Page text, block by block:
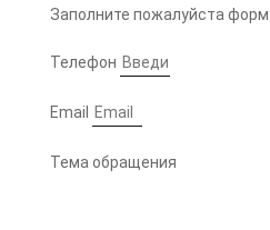
Заполните пожалуйста
Телефон
Email
Тема обращения